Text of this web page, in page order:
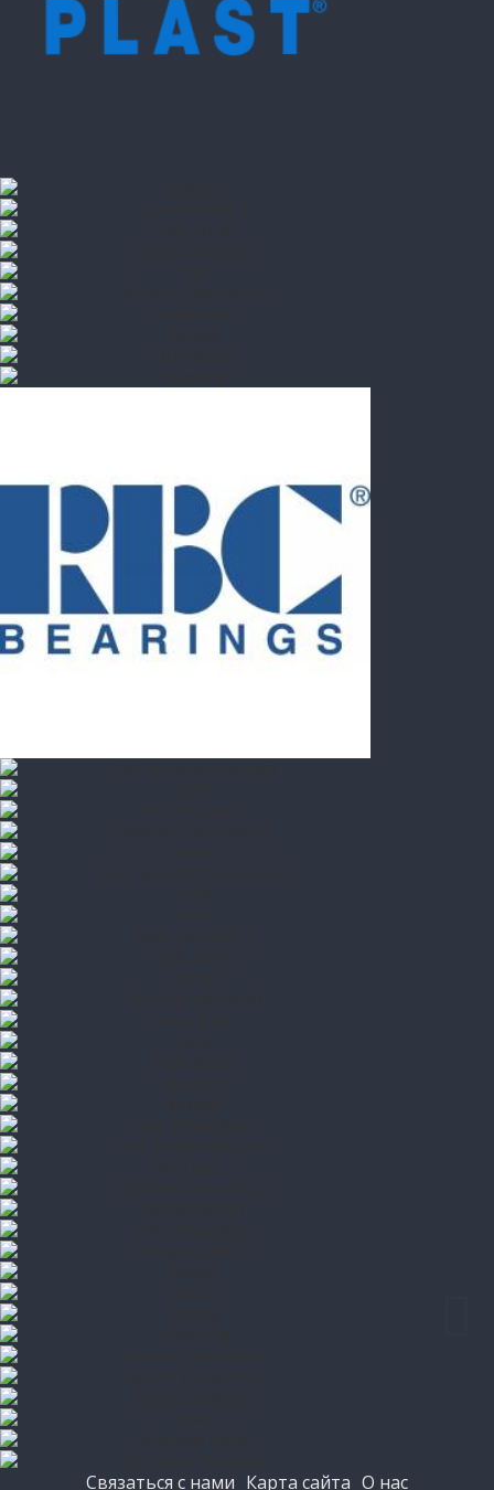
Связаться с нами Карта сайта О нас